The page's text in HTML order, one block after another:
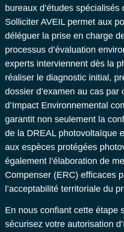
bureaux d’études spécialisés
Solliciter AVEIL permet aux
déléguer la prise en charge
processus d’évaluation
experts interviennent dès la
réaliser le diagnostic initial,
dossier d’examen au cas par
d’Impact Environnemental
garantit non seulement la
de la DREAL photovoltaïque
aux espèces protégées
également l’élaboration de
Compenser (ERC) efficaces
l’acceptabilité territoriale du
En nous confiant cette étape
sécurisez votre autorisation